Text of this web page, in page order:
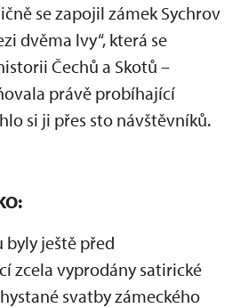
se zapojil zámek Sychrov
dvěma lvy“, která se
Čechů a Skotů –
právě probíhající
si ji přes sto návštěvníků.
byly ještě před
zcela vyprodány satirické
svatby zámeckého